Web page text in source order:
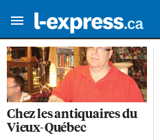
Chez les antiquaires du
Vieux-Québec